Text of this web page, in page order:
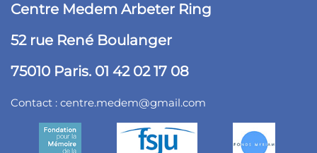
Centre Medem Arbeter Ring
52 rue René Boulanger
75010 Paris. 01 42 02 17 08
Contact : centre.medem@gmail.com